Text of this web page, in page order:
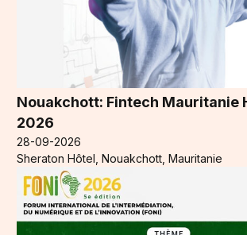
Nouakchott: Fintech Mauritanie
2026
28-09-2026
Sheraton Hôtel, Nouakchott, Mauritanie